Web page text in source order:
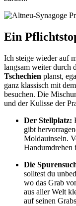
Ein
Ich steige wieder auf
langsam weiter durch
Tschechien planst,
ganz klassisch mit dem
besuchen. Die
und der Kulisse der
Der Stellplatz:
gibt
Moldauinseln.
Handumdrehen
Die
solltest du
wo das Grab
aus aller Welt
auf seinen